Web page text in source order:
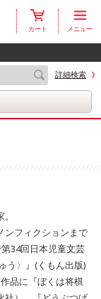
カート メニュー
詳細検索
ンフィクションまで
34回日本児童文芸
う〉』(くもん出版)
品に『ぼくは将棋